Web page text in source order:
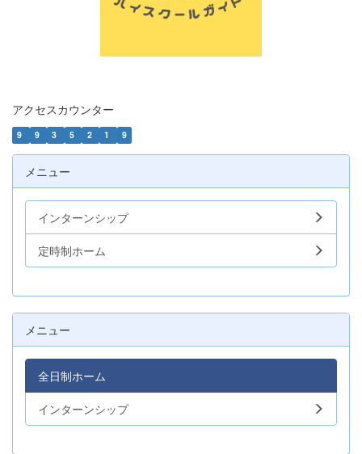
アクセスカウンター
9 9 3 5 2 1 9
メニュー
インターンシップ
定時制ホーム
メニュー
全日制ホーム
インターンシップ